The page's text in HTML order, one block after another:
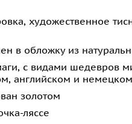
художественное
в обложку из
с видами шедевров
английском и
золотом
ляссе